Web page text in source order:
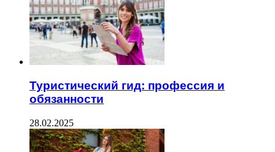
Туристический гид: профессия и
обязанности
28.02.2025